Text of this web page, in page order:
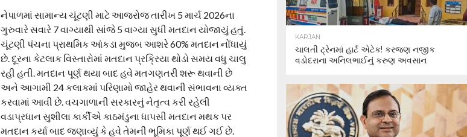
નેપાળમાં સામાન્ય ચૂંટણી માટે આજરોજ તારીખ 5 માર્ચ 2026ના
ગુરુવારે સવારે 7 વાગ્યાથી સાંજે 5 વાગ્યા સુધી મતદાન યોજાયું હતું.
ચૂંટણી પંચના પ્રાથમિક આંકડા મુજબ આશરે 60% મતદાન નોંધાયું
છે. દૂરના કેટલાક વિસ્તારોમાં મતદાન પ્રક્રિયા થોડો સમય વધુ ચાલુ
રહી હતી. મતદાન પૂર્ણ થયા બાદ હવે મતગણતરી શરૂ થવાની છે
અને આગામી 24 કલાકમાં પરિણામો જાહેર થવાની સંભાવના વ્યક્ત
કરવામાં આવી છે. વચગાળાની સરકારનું નેતૃત્વ કરી રહેલી
વડાપ્રધાન સુશીલા કાર્કીએ કાઠમંડુના ધાપસી મતદાન મથક પર
મતદાન કર્યા બાદ જણાવ્યું કે હવે તેમની ભૂમિકા પૂર્ણ થઈ ગઈ છે.
KARJAN
ચાલતી ટ્રેનમાં હાર્ટ એટેક! કરજણ નજીક
વડોદરાના અનિલભાઈનું કરુણ અવસાન